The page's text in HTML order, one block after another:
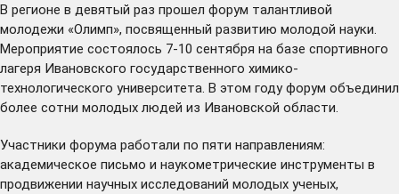
В регионе в девятый раз прошел форум талантливой
молодежи «Олимп», посвященный развитию молодой науки.
Мероприятие состоялось 7-10 сентября на базе спортивного
лагеря Ивановского государственного химико-
технологического университета. В этом году форум объединил
более сотни молодых людей из Ивановской области.
Участники форума работали по пяти направлениям:
академическое письмо и наукометрические инструменты в
продвижении научных исследований молодых ученых,